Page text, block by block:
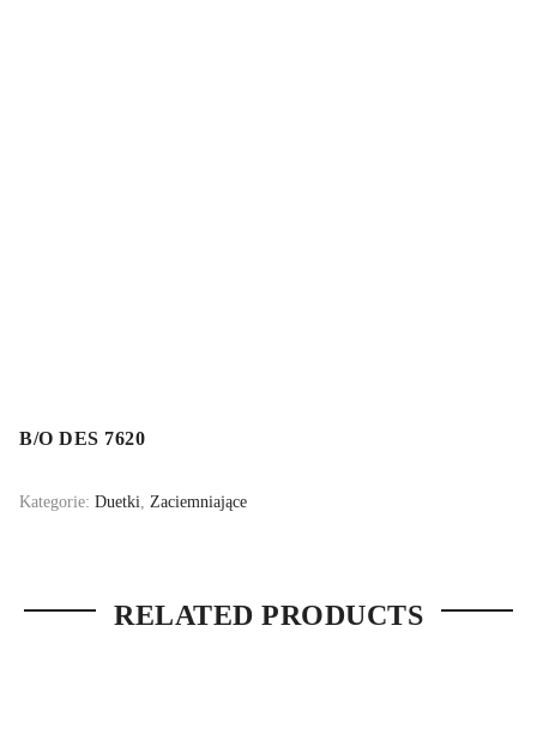
B/O DES 7620
Kategorie: Duetki Zaciemniające
RELATED PRODUCTS